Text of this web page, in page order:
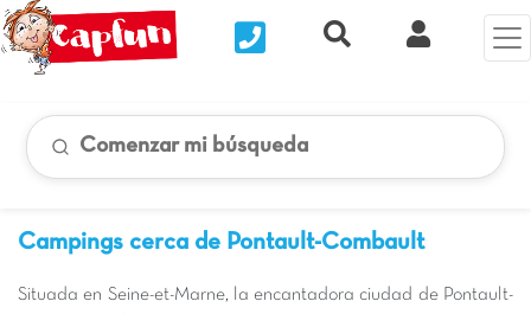
Nous contacterRecherche rapide
Mi
Comenzar mi búsqueda
Campings cerca de Pontault-Combault
Situada en Seine-et-Marne, la encantadora ciudad de Pontault-